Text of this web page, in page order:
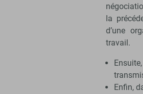
la
d’une
travail.
Enfin,